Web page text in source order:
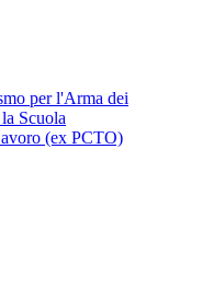
per l'Arma dei
Scuola
(ex PCTO)